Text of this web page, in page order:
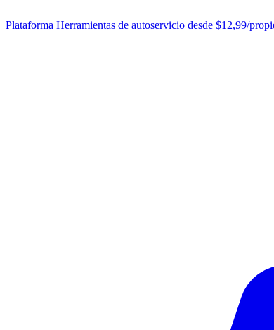
Plataforma Herramientas de autoservicio desde $12,99/